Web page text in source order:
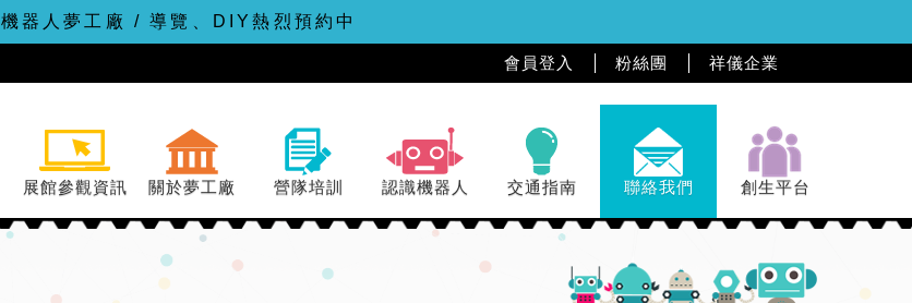
機器人夢工廠 / 導覽、DIY熱烈預約中
會員登入 粉絲團 祥儀企業
展館參觀資訊 關於夢工廠 營隊培訓 認識機器人 交通指南 聯絡我們 創生平台